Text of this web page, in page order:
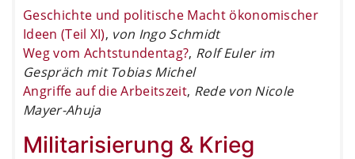
Geschichte und politische Macht ökonomischer
Ideen (Teil XI), von Ingo Schmidt
Weg vom Achtstundentag?, Rolf Euler im
Gespräch mit Tobias Michel
Angriffe auf die Arbeitszeit, Rede von Nicole
Mayer-Ahuja
Militarisierung & Krieg